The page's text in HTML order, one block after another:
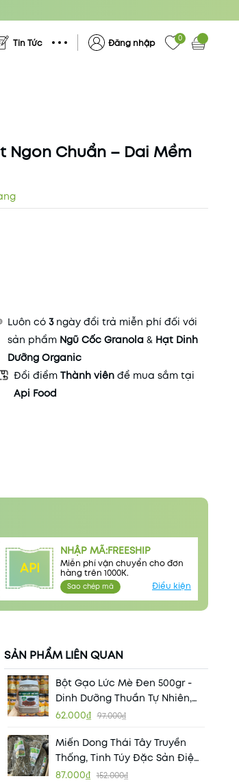
Tin Tức Đăng nhập 0
Ngon Chuẩn – Dai Mềm
Luôn có3 ngày đổi trả miễn phí đối với
sản phẩm Ngũ Cốc Granola & Hạt Dinh
Dưỡng Organic
Đổi điểm Thành viên để mua sắm tại
Api Food
API
NHẬP MÃ:FREESHIP
Miễn phí vận chuyển cho đơn
hàng trên 1000K.
Sao chép mã Điều kiện
SẢN PHẨM LIÊN QUAN
Bột Gạo Lức Mè Đen 500gr -
Dinh Dưỡng Thuần Tự Nhiên,
Khỏe Từ Bên Trong
62.000₫ 97.000₫
Miến Dong Thái Tây Truyền
Thống, Tinh Túy Đặc Sản Điện
Biên 1KG
87.000₫ 152.000₫